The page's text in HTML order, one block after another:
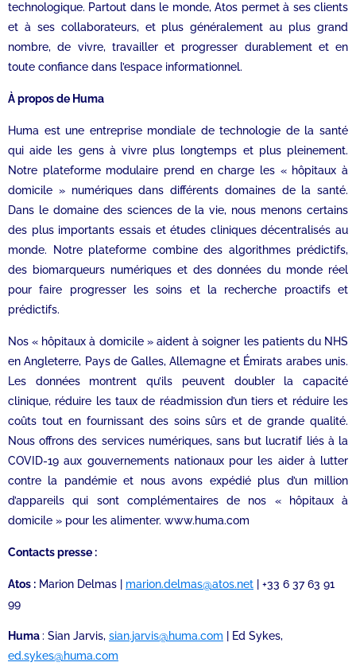
technologique. Partout dans le monde, Atos permet à ses clients
et à ses collaborateurs, et plus généralement au plus grand
nombre, de vivre, travailler et progresser durablement et en
toute confiance dans l’espace informationnel.
À propos de Huma
Huma est une entreprise mondiale de technologie de la santé
qui aide les gens à vivre plus longtemps et plus pleinement.
Notre plateforme modulaire prend en charge les « hôpitaux à
domicile » numériques dans différents domaines de la santé.
Dans le domaine des sciences de la vie, nous menons certains
des plus importants essais et études cliniques décentralisés au
monde. Notre plateforme combine des algorithmes prédictifs,
des biomarqueurs numériques et des données du monde réel
pour faire progresser les soins et la recherche proactifs et
prédictifs.
Nos « hôpitaux à domicile » aident à soigner les patients du NHS
en Angleterre, Pays de Galles, Allemagne et Émirats arabes unis.
Les données montrent qu’ils peuvent doubler la capacité
clinique, réduire les taux de réadmission d’un tiers et réduire les
coûts tout en fournissant des soins sûrs et de grande qualité.
Nous offrons des services numériques, sans but lucratif liés à la
COVID-19 aux gouvernements nationaux pour les aider à lutter
contre la pandémie et nous avons expédié plus d’un million
d’appareils qui sont complémentaires de nos « hôpitaux à
domicile » pour les alimenter. www.huma.com
Contacts presse :
Atos : Marion Delmas | marion.delmas@atos.net | +33 6 37 63 91
99
Huma: Sian Jarvis, sian.jarvis@huma.com | Ed Sykes,
ed.sykes@huma.com